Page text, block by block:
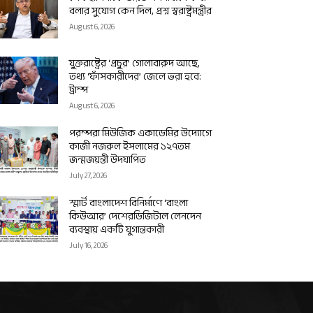
বলার সুযোগ কেন দিল, প্রশ্ন স্বরাষ্ট্রমন্ত্রীর
August 6, 2026
যুক্তরাষ্ট্রের ‘প্রচুর’ গোলাবারুদ আছে,
তথ্য ‘ফাঁসকারীদের’ জেলে ভরা হবে:
ট্রাম্প
August 6, 2026
পরম্পরা মিউজিক একাডেমির উদ্যোগে
কাজী নজরুল ইসলামের ১২৭তম
জন্মজয়ন্তী উদযাপিত
July 27, 2026
স্মার্ট বাংলাদেশ বিনির্মাণে ‘বাংলা
কিউআর’ দেশেরডিজিটাল লেনদেন
ব্যবস্থায় একটি যুগান্তকারী
July 16, 2026